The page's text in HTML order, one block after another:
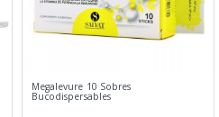
Megalevure 10 Sobres
Bucodispersables